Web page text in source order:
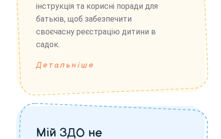
інструкція та корисні поради для
батьків, щоб забезпечити
своєчасну реєстрацію дитини в
садок.
Детальніше
Мій ЗДО не